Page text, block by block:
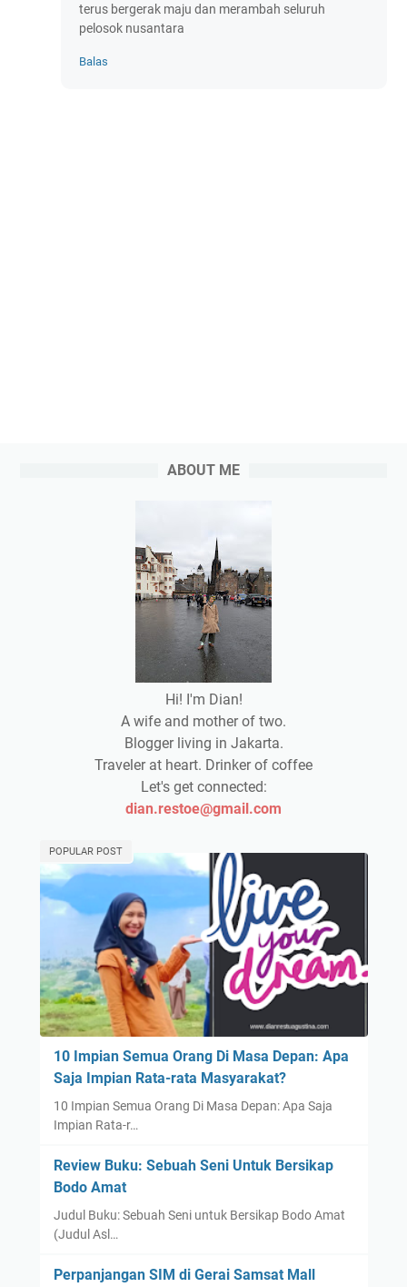
terus bergerak maju dan merambah seluruh
pelosok nusantara
Balas
ABOUT ME
Hi! I'm Dian!
A wife and mother of two.
Blogger living in Jakarta.
Traveler at heart. Drinker of coffee
Let's get connected:
dian.restoe@gmail.com
POPULAR POST
10 Impian Semua Orang Di Masa Depan: Apa
Saja Impian Rata-rata Masyarakat?
10 Impian Semua Orang Di Masa Depan: Apa Saja
Impian Rata-r…
Review Buku: Sebuah Seni Untuk Bersikap
Bodo Amat
Judul Buku: Sebuah Seni untuk Bersikap Bodo Amat
(Judul Asl…
Perpanjangan SIM di Gerai Samsat Mall